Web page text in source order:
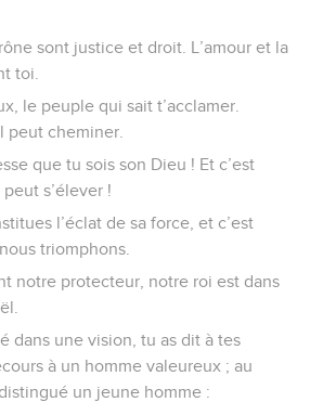
près de la mort ; depuis que je suis
viennent de toi.
jours.
ténèbres.
1992, 1999 by Biblica, Inc.® Used by permission.
reserved worldwide.